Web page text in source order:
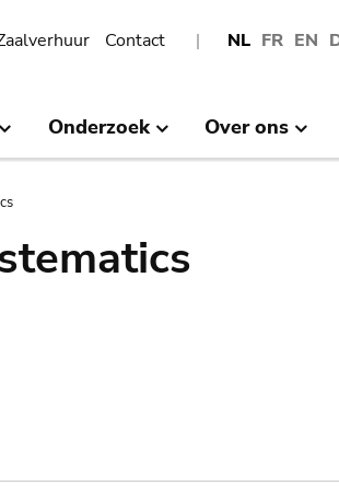
NL FR EN
Contact
Onderzoek Over ons